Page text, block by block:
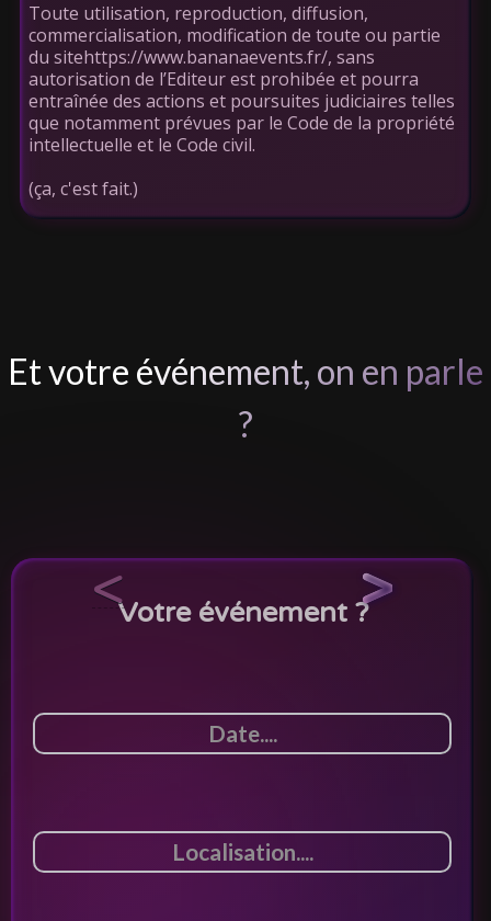
Toute utilisation, reproduction, diffusion,
commercialisation, modification de toute ou partie
du sitehttps://www.bananaevents.fr/, sans
autorisation de l’Editeur est prohibée et pourra
entraînée des actions et poursuites judiciaires telles
que notamment prévues par le Code de la propriété
intellectuelle et le Code civil.
(ça, c'est fait.)
Et votre événement, on en parle
?
Votre événement ?
< >